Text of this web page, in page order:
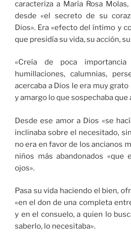
caracteriza a María Rosa
desde «el secreto de su
Dios». Era «efecto del íntimo y
que presidía su vida, su acción,
«Creía de poca importancia
humillaciones, calumnias,
acercaba a Dios le era muy
y amargo lo que sospechaba que
Desde ese amor a Dios «se
inclinaba sobre el necesitado,
no era en favor de los ancianos
niños más abandonados «que
ojos».
Pasa su vida haciendo el bien,
«en el don de una completa
y en el consuelo, a quien lo
saberlo, lo necesitaba».